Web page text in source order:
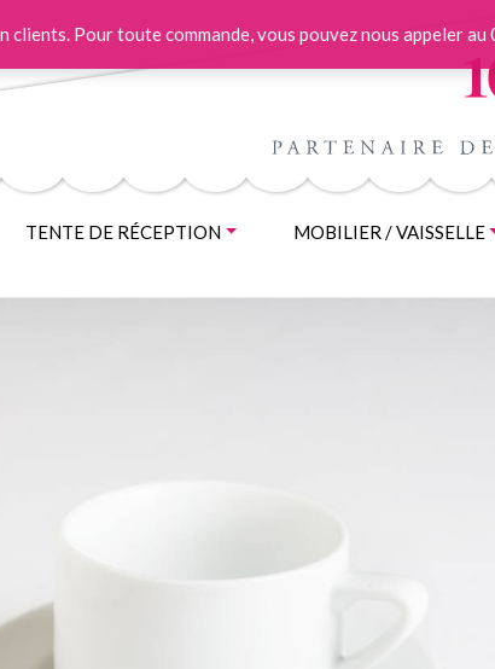
TENTE DE RÉCEPTION MOBILIER / VAISSELLE
Pour toute commande, vous pouvez nous appeler